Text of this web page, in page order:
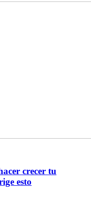
crecer tu
esto